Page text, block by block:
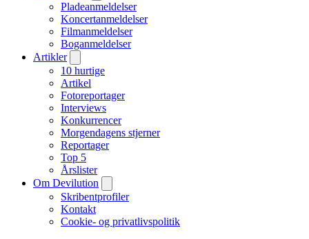
Pladeanmeldelser
Koncertanmeldelser
Filmanmeldelser
Boganmeldelser
Artikler
10 hurtige
Artikel
Fotoreportager
Interviews
Konkurrencer
Morgendagens stjerner
Reportager
Top 5
Årslister
Om Devilution
Skribentprofiler
Kontakt
Cookie- og privatlivspolitik